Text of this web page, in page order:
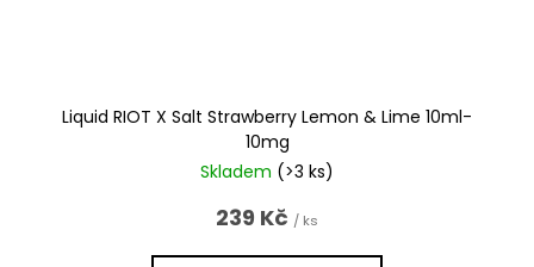
Liquid RIOT X Salt Strawberry Lemon & Lime 10ml-
10mg
Skladem (>3 ks)
239 Kč / ks